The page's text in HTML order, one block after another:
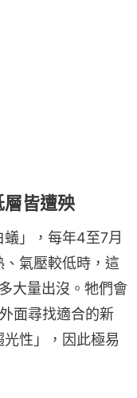
皆遭殃
」，每年4至7月
氣壓較低時，這
大量出沒。牠們會
面尋找適合的新
性」，因此極易